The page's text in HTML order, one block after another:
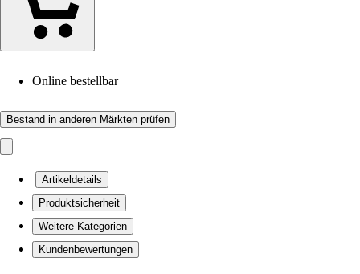
Online bestellbar
Bestand in anderen Märkten prüfen
Artikeldetails
Produktsicherheit
Weitere Kategorien
Kundenbewertungen